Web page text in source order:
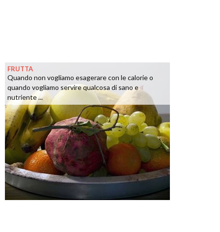
FRUTTA
Quando non vogliamo esagerare con le calorie o
quando vogliamo servire qualcosa di sano e
nutriente ...